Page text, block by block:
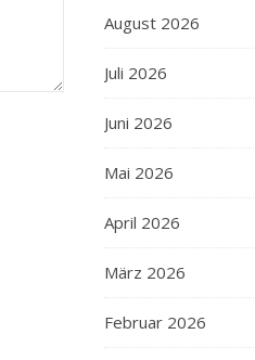
August 2026
Juli 2026
Juni 2026
Mai 2026
April 2026
März 2026
Februar 2026